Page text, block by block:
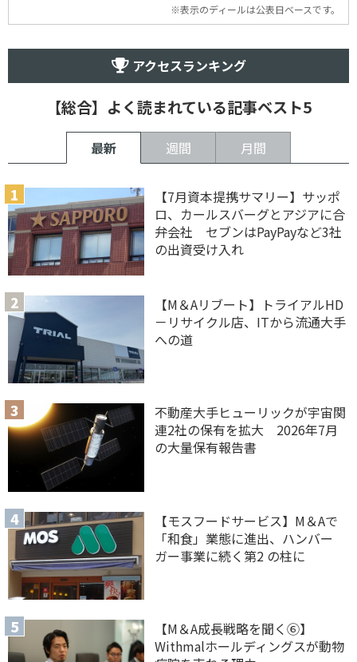
※表示のディールは公表日ベースです。
アクセスランキング
【総合】よく読まれている記事ベスト5
最新 週間 月間
【7月資本提携サマリー】サッポ
ロ、カールスバーグとアジアに合
弁会社 セブンはPayPayなど3社
の出資受け入れ
【M＆Aリブート】トライアルHD
－リサイクル店、ITから流通大手
への道
不動産大手ヒューリックが宇宙関
連2社の保有を拡大 2026年7月
の大量保有報告書
【モスフードサービス】M＆Aで
「和食」業態に進出、ハンバー
ガー事業に続く第2 の柱に
【M＆A 成長戦略を聞く⑥】
Withmalホールディングスが動物